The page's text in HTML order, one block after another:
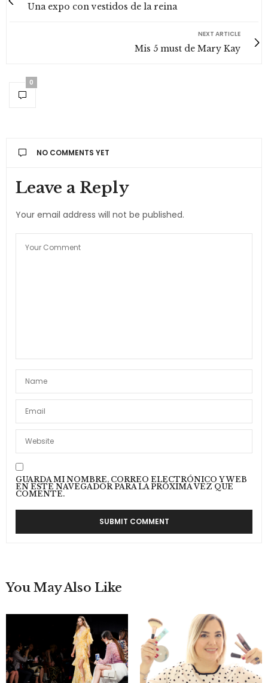
Una expo con vestidos de la reina
NEXT ARTICLE
Mis 5 must de Mary Kay
0
NO COMMENTS YET
Leave a Reply
Your email address will not be published.
GUARDA MI NOMBRE, CORREO ELECTRÓNICO Y WEB
EN ESTE NAVEGADOR PARA LA PRÓXIMA VEZ QUE
COMENTE.
You May Also Like